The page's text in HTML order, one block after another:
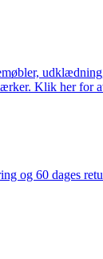
Klik her for
og 60 dages